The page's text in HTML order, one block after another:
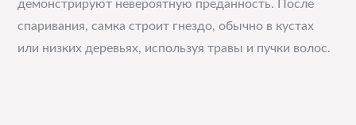
демонстрируют невероятную преданность. После
спаривания, самка строит гнездо, обычно в кустах
или низких деревьях, используя травы и пучки волос.